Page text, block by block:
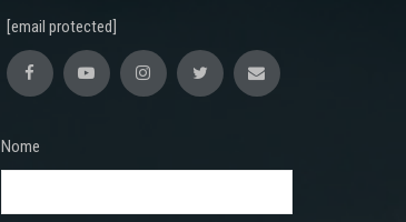
[email protected]
Nome